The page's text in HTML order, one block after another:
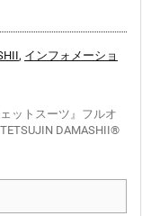
, インフォメーショ
ットスーツ』フルオ
DAMASHII®